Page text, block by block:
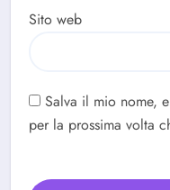
Sito web
Salva il mio nome,
per la prossima volta